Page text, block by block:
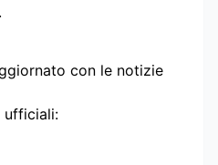
con le notizie
ufficiali: